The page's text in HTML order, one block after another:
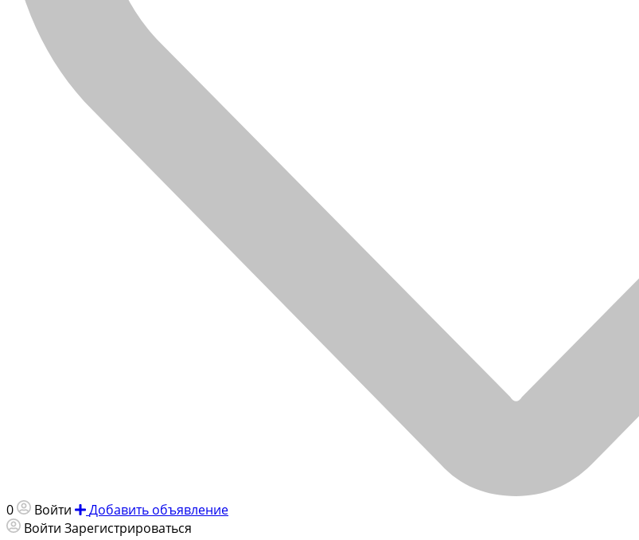
0 Войти
Добавить объявление
Войти Зарегистрироваться